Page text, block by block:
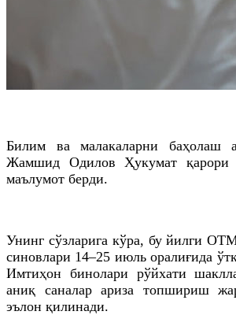
Билим ва малакаларни баҳолаш
Жамшид Одилов Ҳукумат қарори
маълумот берди.
Унинг сўзларига кўра, бу йилги
синовлари 14–25 июль оралиғида
Имтиҳон бинолари рўйхати
аниқ саналар ариза топшириш
эълон қилинади.